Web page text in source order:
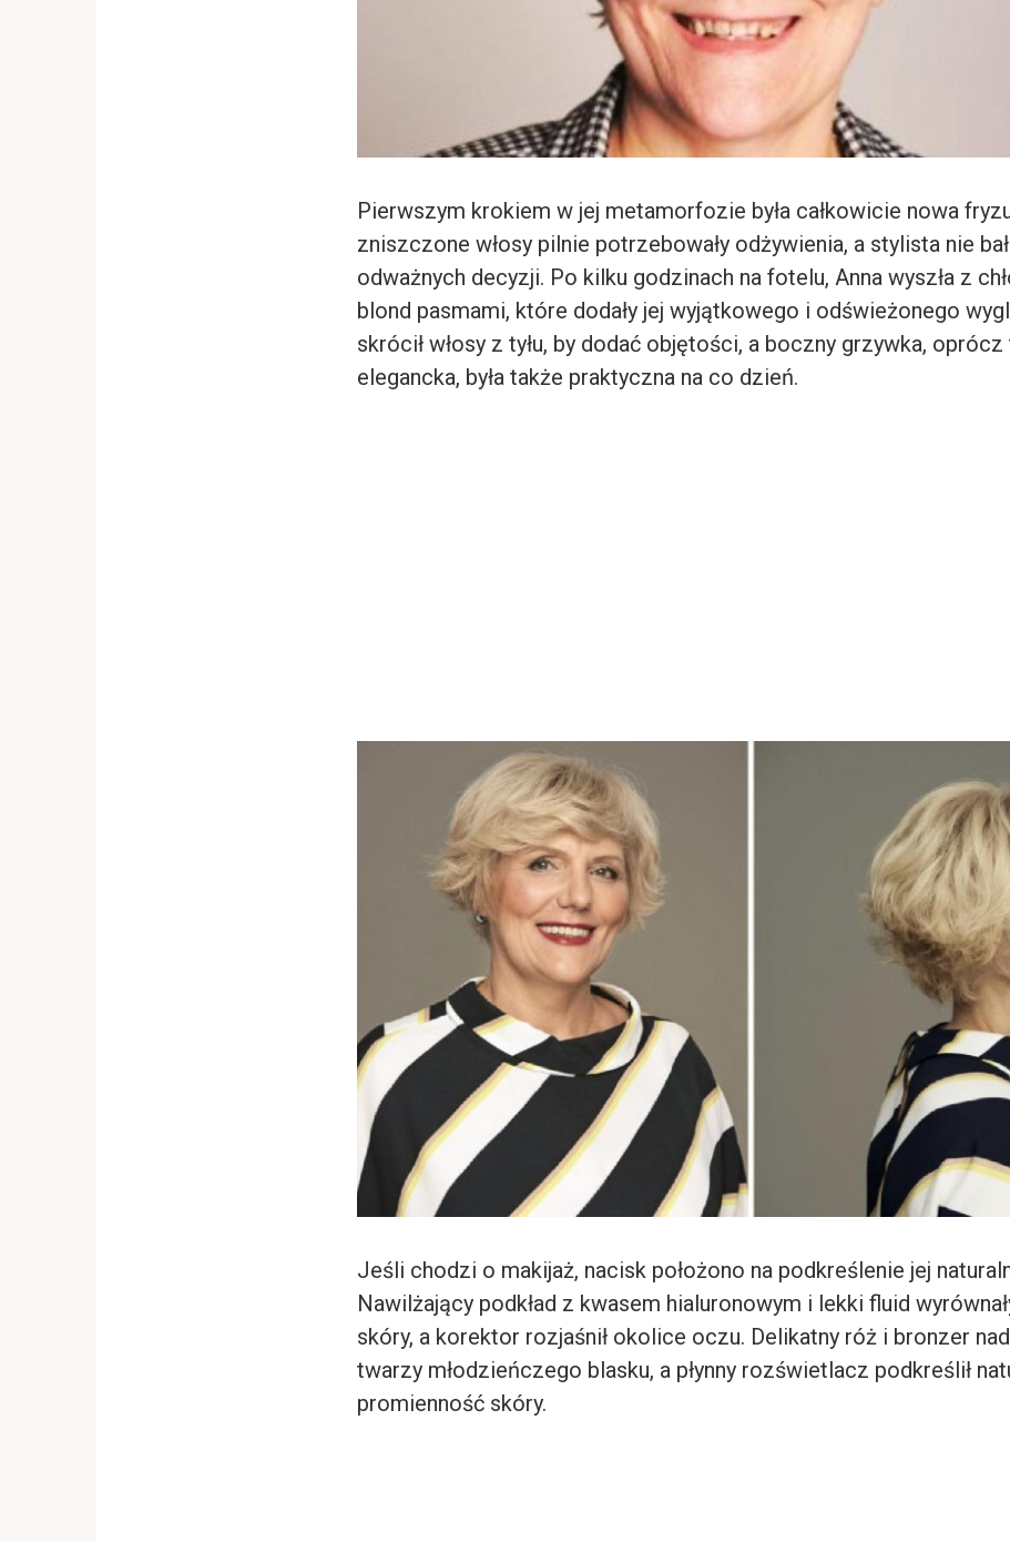
Pierwszym krokiem w jej metamorfozie była całkowicie nowa
zniszczone włosy pilnie potrzebowały odżywienia, a stylista nie
odważnych decyzji. Po kilku godzinach na fotelu, Anna wyszła z
blond pasmami, które dodały jej wyjątkowego i odświeżonego
skrócił włosy z tyłu, by dodać objętości, a boczny grzywka, oprócz
elegancka, była także praktyczna na co dzień.
Jeśli chodzi o makijaż, nacisk położono na podkreślenie jej
Nawilżający podkład z kwasem hialuronowym i lekki fluid
skóry, a korektor rozjaśnił okolice oczu. Delikatny róż i bronzer
twarzy młodzieńczego blasku, a płynny rozświetlacz podkreślił
promienność skóry.